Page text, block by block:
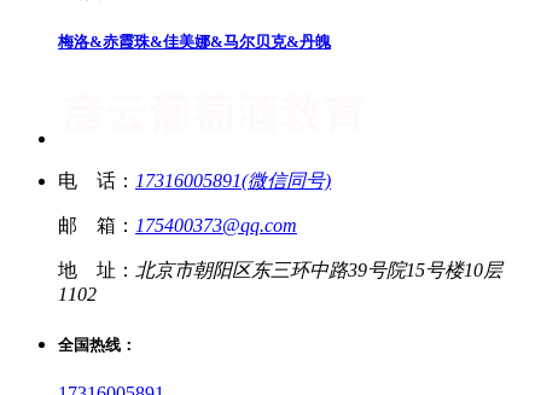
梅洛&赤霞珠&佳美娜&马尔贝克&丹魄
电 话： 17316005891(微信同号)
邮 箱： 175400373@qq.com
地 址： 北京市朝阳区东三环中路39号院15号楼10层
1102
全国热线：